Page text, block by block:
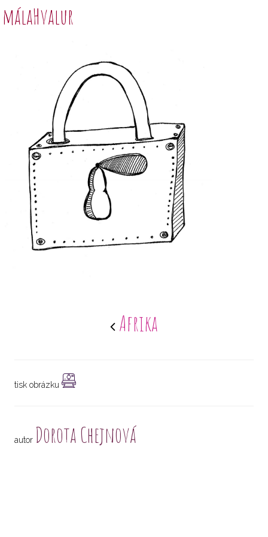
málaHvalur
Afrika
tisk obrázku
autor Dorota Chejnová